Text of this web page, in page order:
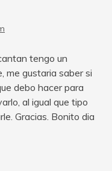
tengo un
me gustaria saber si
debo hacer para
al igual que tipo
Gracias. Bonito dia